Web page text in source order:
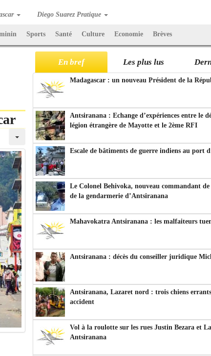
Diego Suarez Pratique
Sports Santé Culture Economie Brèves
En bref Les plus lus
Madagascar : un nouveau Président de la
Antsiranana : Echange d’expériences entre le
légion étrangère de Mayotte et le 2ème RFI
Escale de bâtiments de guerre indiens au port
Le Colonel Behivoka, nouveau commandant
de la gendarmerie d’Antsiranana
Mahavokatra Antsiranana : les malfaiteurs
Antsiranana : décès du conseiller juridique
Antsiranana, Lazaret nord : trois chiens
accident
Vol à la roulotte sur les rues Justin Bezara et
Antsiranana